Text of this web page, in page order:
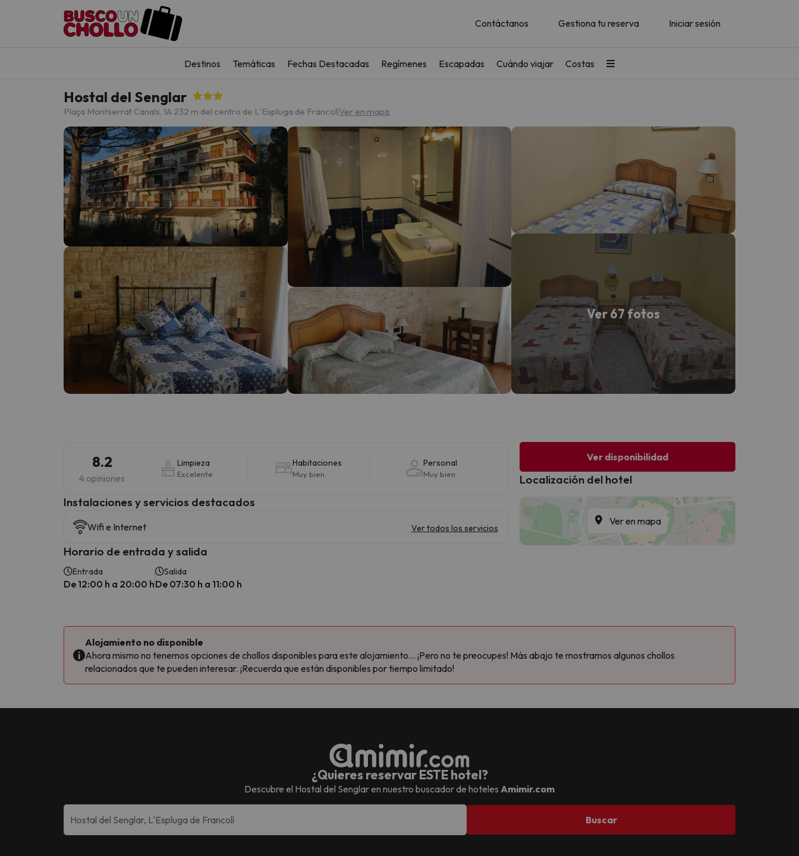
Contáctanos Gestiona tu reserva Iniciar sesión
Destinos Temáticas Fechas Destacadas Regímenes Escapadas Cuándo viajar Costas
Hostal del Senglar
Plaça Montserrat Canals, 1A 232 m del centro de L'Espluga de FrancolíVer en mapa
Ver 67 fotos
8.2
4 opiniones
Limpieza
Excelente
Habitaciones
Muy bien
Personal
Muy bien
Instalaciones y servicios destacados
Wifi e Internet Ver todos los servicios
Horario de entrada y salida
Entrada
De 12:00 h a 20:00 h
Salida
De 07:30 h a 11:00 h
Ver disponibilidad
Localización del hotel
Ver en mapa
Alojamiento no disponible
Ahora mismo no tenemos opciones de chollos disponibles para este alojamiento... ¡Pero no te preocupes! Más abajo te mostramos algunos chollos
relacionados que te pueden interesar. ¡Recuerda que están disponibles por tiempo limitado!
¿Quieres reservar ESTE hotel?
Descubre el Hostal del Senglaren nuestro buscador de hoteles Amimir.com
Buscar